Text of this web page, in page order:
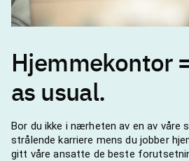
Hjemmekontor
as usual.
Bor du ikke i nærheten av en av våre
strålende karriere mens du jobber
gitt våre ansatte de beste